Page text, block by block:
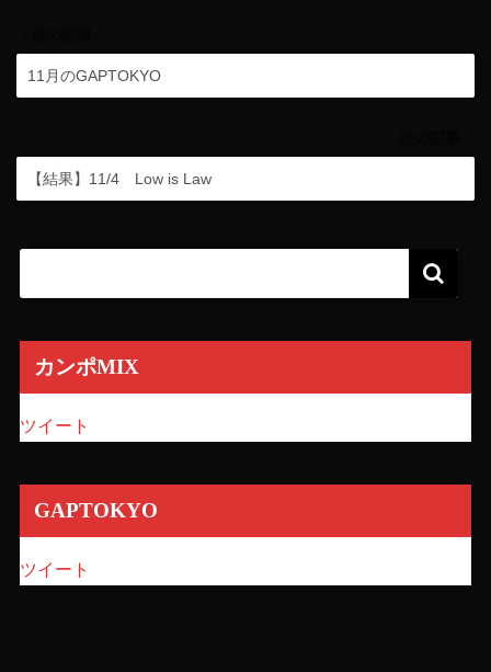
11月のGAPTOKYO
【結果】11/4 Low is Law
カンポMIX
ツイート
GAPTOKYO
ツイート